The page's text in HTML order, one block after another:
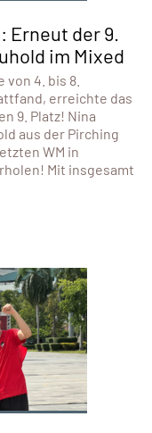
der 9.
im Mixed
4. bis 8.
erreichte das
9. Platz! Nina
aus der Pirching
WM in
Mit insgesamt